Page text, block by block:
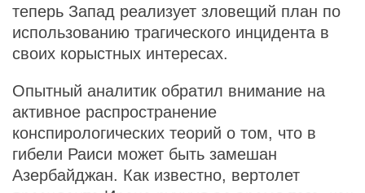
теперь Запад реализует зловещий план по
использованию трагического инцидента в
своих корыстных интересах.
Опытный аналитик обратил внимание на
активное распространение
конспирологических теорий о том, что в
гибели Раиси может быть замешан
Азербайджан. Как известно, вертолет